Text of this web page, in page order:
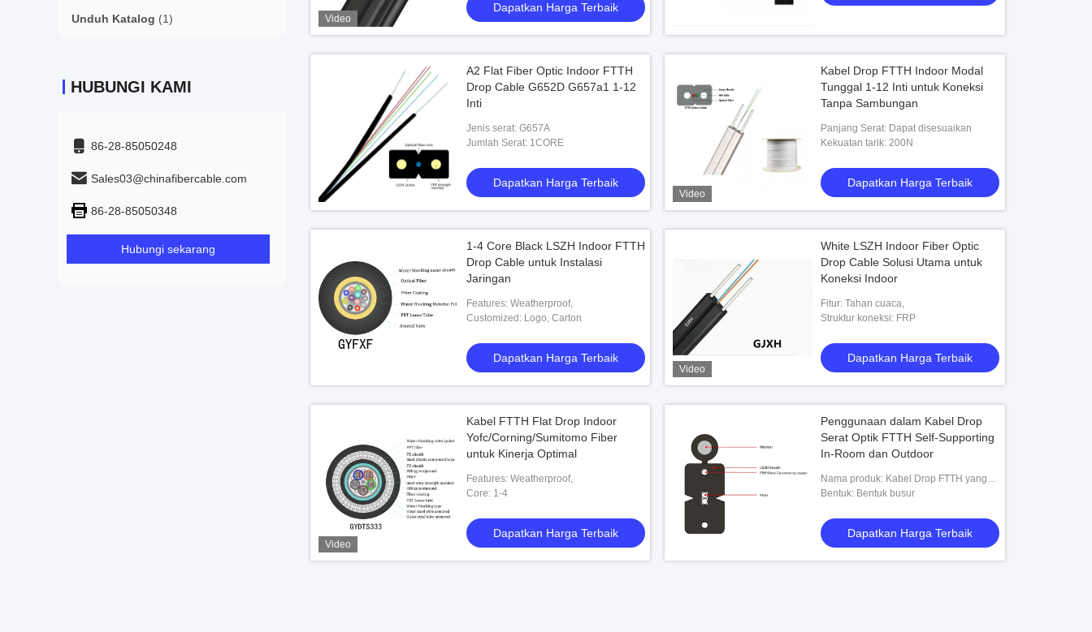
Unduh Katalog (1)
HUBUNGI KAMI
86-28-85050248
Sales03@chinafibercable.com
86-28-85050348
Hubungi sekarang
Video
Dapatkan Harga Terbaik
A2 Flat Fiber Optic Indoor FTTH
Drop Cable G652D G657a1 1-12
Inti
Jenis serat: G657A
Jumlah Serat: 1CORE
Dapatkan Harga Terbaik
Video
Kabel Drop FTTH Indoor Modal
Tunggal 1-12 Inti untuk Koneksi
Tanpa Sambungan
Panjang Serat: Dapat disesuaikan
Kekuatan tarik: 200N
Dapatkan Harga Terbaik
1-4 Core Black LSZH Indoor FTTH
Drop Cable untuk Instalasi
Jaringan
Features: Weatherproof,
Customized: Logo, Carton
Dapatkan Harga Terbaik
Video
White LSZH Indoor Fiber Optic
Drop Cable Solusi Utama untuk
Koneksi Indoor
Fitur: Tahan cuaca,
Struktur koneksi: FRP
Dapatkan Harga Terbaik
Video
Kabel FTTH Flat Drop Indoor
Yofc/Corning/Sumitomo Fiber
untuk Kinerja Optimal
Features: Weatherproof,
Core: 1-4
Dapatkan Harga Terbaik
Penggunaan dalam Kabel Drop
Serat Optik FTTH Self-Supporting
In-Room dan Outdoor
Nama produk: Kabel Drop FTTH yang
Mendukung Diri Sendiri
Bentuk: Bentuk busur
Dapatkan Harga Terbaik